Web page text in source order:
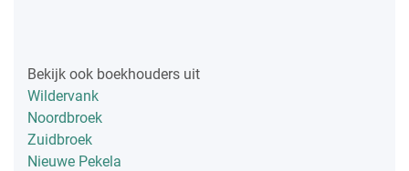
Bekijk ook boekhouders uit
Wildervank
Noordbroek
Zuidbroek
Nieuwe Pekela